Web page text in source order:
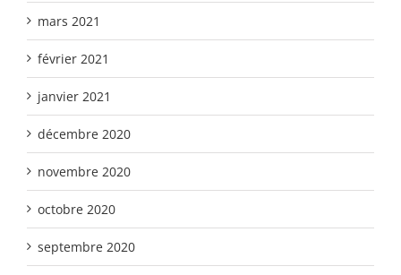
mars 2021
février 2021
janvier 2021
décembre 2020
novembre 2020
octobre 2020
septembre 2020